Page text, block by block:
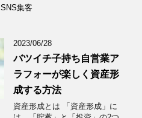
SNS集客
2023/06/28
バツイチ子持ち自営業ア
ラフォーが楽しく資産形
成する方法
資産形成とは 「資産形成」に